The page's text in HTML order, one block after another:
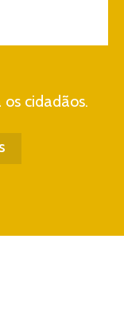
cidadãos.